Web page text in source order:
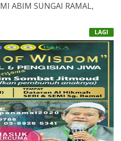
ABIM SUNGAI RAMAL,
MENJAYAKAN IKSA-YTP
YANG INGIN
ATAU
VIDEOGRAFI,
DRONE, PRINTING,
ATAU
LAIN LAGI BOLEH
PELANGGAN)
LAGI